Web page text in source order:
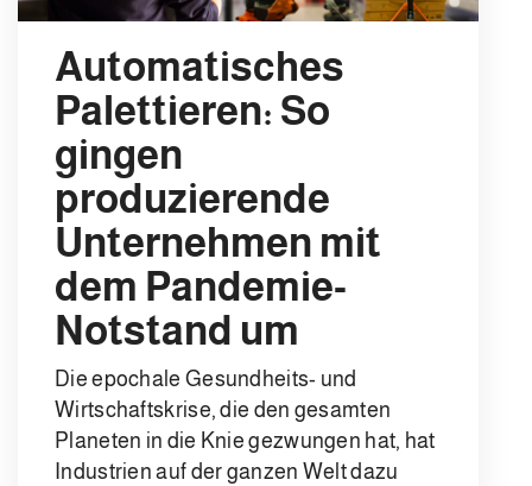
Automatisches
Palettieren: So
gingen
produzierende
Unternehmen mit
dem Pandemie-
Notstand um
Die epochale Gesundheits- und
Wirtschaftskrise, die den gesamten
Planeten in die Knie gezwungen hat, hat
Industrien auf der ganzen Welt dazu